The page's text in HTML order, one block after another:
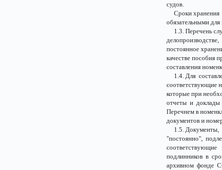
судов.
Сроки хранения
обязательными
1.3. Перечень
постоянное
качестве пособия
составления
1.4. Для
соответствующие
которые при
отчеты и доклады
Перечнем в
документов и
1.5. Документы,
"постоянно",
подлинников в
архивном фонде